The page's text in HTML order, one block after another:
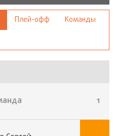
Командный турнир по настольн. теннису 2025/1 (Классик)
Плей-офф
Команды
1